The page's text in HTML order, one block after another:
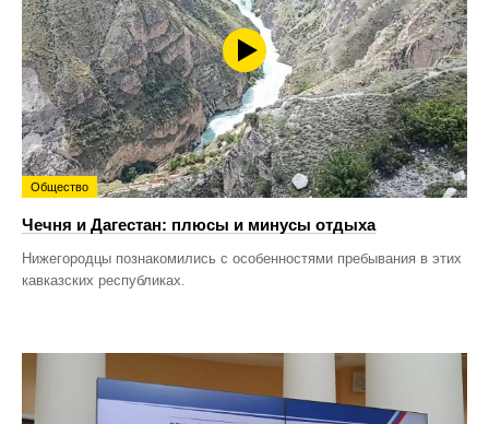
Общество
Чечня и Дагестан: плюсы и минусы отдыха
Нижегородцы познакомились с особенностями пребывания в этих
кавказских республиках.